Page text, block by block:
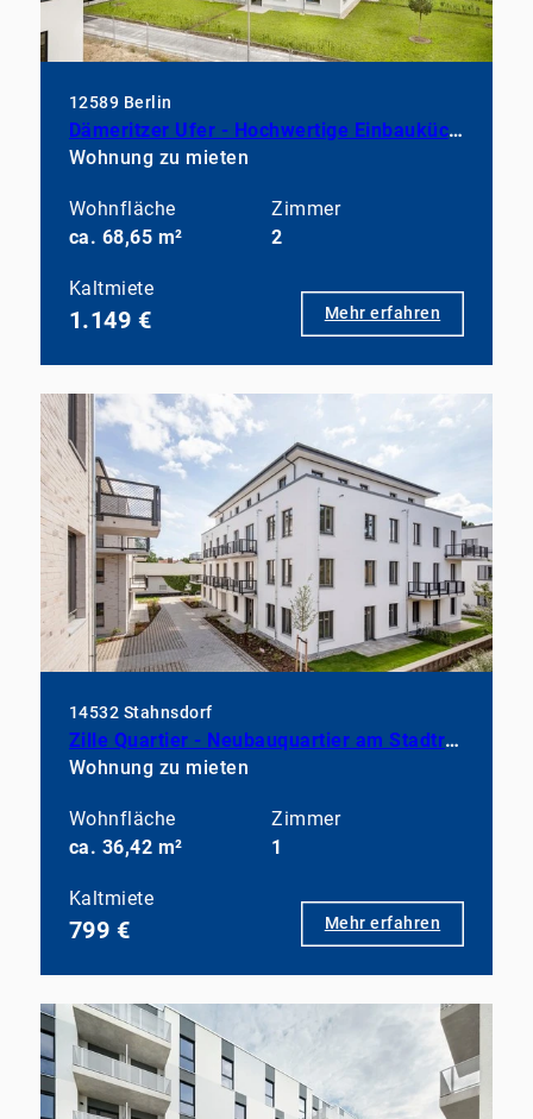
12589 Berlin
Dämeritzer Ufer - Hochwertige Einbauküche inklusive
Wohnung zu mieten
Wohnfläche
ca. 68,65 m²
Zimmer
2
Kaltmiete
1.149 € Mehr erfahren
14532 Stahnsdorf
Zille Quartier - Neubauquartier am Stadtrand
Wohnung zu mieten
Wohnfläche
ca. 36,42 m²
Zimmer
1
Kaltmiete
799 € Mehr erfahren